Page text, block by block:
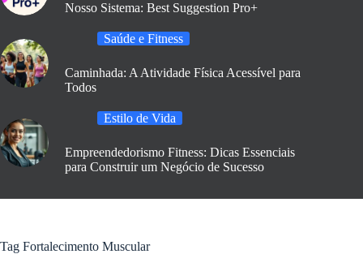
Nosso Sistema: Best Suggestion Pro+
Saúde e Fitness
Caminhada: A Atividade Física Acessível para
Todos
Estilo de Vida
Empreendedorismo Fitness: Dicas Essenciais
para Construir um Negócio de Sucesso
Tag Fortalecimento Muscular